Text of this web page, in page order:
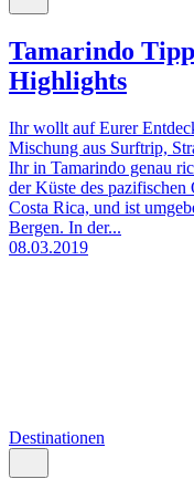
Tamarindo
Highlights
Ihr wollt auf Eurer
Mischung aus Surftrip,
Ihr in Tamarindo genau
der Küste des pazifischen
Costa Rica, und ist
Bergen. In der...
08.03.2019
Destinationen